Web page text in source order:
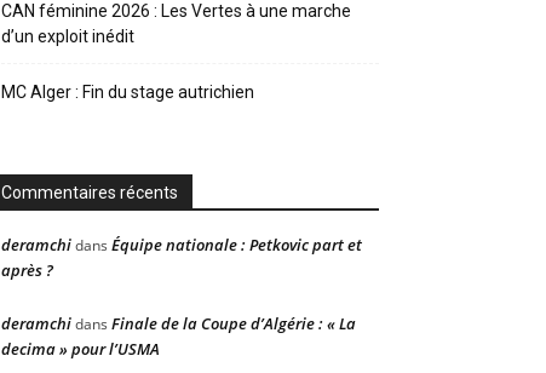
CAN féminine 2026 : Les Vertes à une marche
d’un exploit inédit
MC Alger : Fin du stage autrichien
Commentaires récents
deramchidans Équipe nationale : Petkovic part et
après ?
deramchidans Finale de la Coupe d’Algérie : « La
decima » pour l’USMA